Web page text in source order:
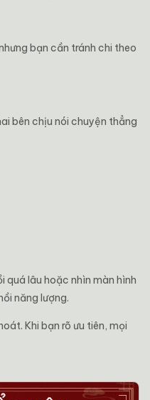
bạn cần tránh chi theo
bên chịu nói chuyện thẳng
quá lâu hoặc nhìn màn hình
năng lượng.
Khi bạn rõ ưu tiên, mọi